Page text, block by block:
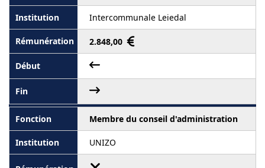
Intercommunale Leiedal
2.848,00
Membre du conseil d'administration
UNIZO